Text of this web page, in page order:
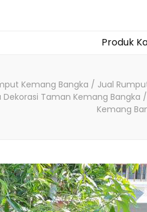
Produk
Kemang Bangka / Jual
Taman Kemang
Kemang